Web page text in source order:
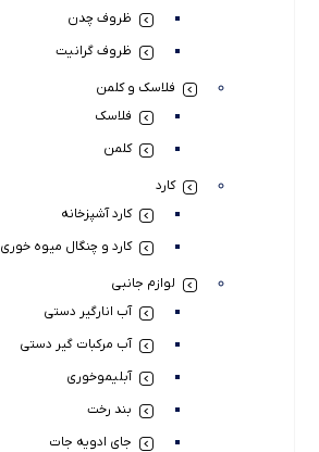
ظروف چدن
ظروف گرانیت
فلاسک و کلمن
فلاسک
کلمن
کارد
کارد آشپزخانه
کارد و چنگال میوه خوری
لوازم جانبی
آب انارگیر دستی
آب مرکبات گیر دستی
آبلیموخوری
بند رخت
جای ادویه جات